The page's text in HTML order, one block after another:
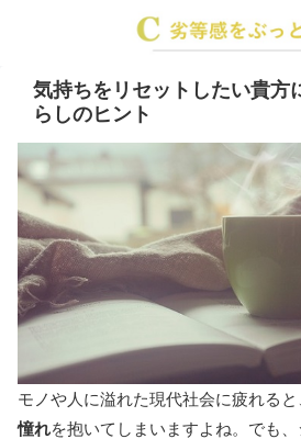
気持ちをリセットしたい貴方
らしのヒント
モノや人に溢れた現代社会に疲れると
憧れを抱いてしまいますよね。でも